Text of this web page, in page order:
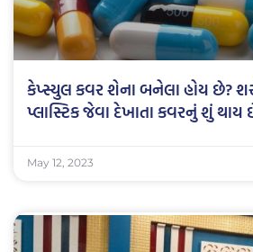
કેપ્સ્યુલ કવર શેના બનેલા હોય છે?
પ્લાસ્ટિક જેવા દેખાતા કવરનું શું થાય
May 12, 2023